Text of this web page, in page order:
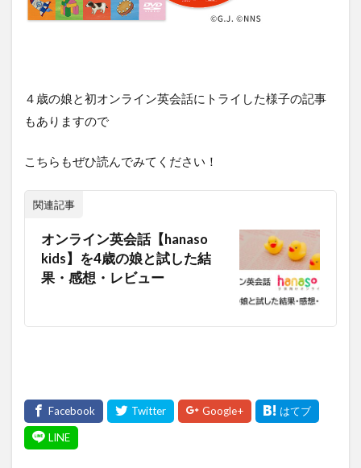
４歳の娘と初オンライン英会話にトライした様子の記事
もありますので
こちらもぜひ読んでみてください！
関連記事
オンライン英会話【hanaso
kids】を4歳の娘と試した結
果・感想・レビュー